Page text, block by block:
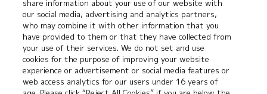
プライバシーポリシー プライバシーノーティス
お問い合わせ
share information about your use of our website with
our social media, advertising and analytics partners,
who may combine it with other information that you
have provided to them or that they have collected from
your use of their services. We do not set and use
cookies for the purpose of improving your website
experience or advertisement or social media features or
web access analytics for our users under 16 years of